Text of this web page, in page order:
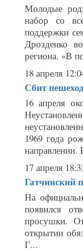
Молодые
набор со
поддержки
Дрозденко
региона. «В
18 апреля
Сбит
16 апреля
1969 года
направлении.
17 апреля
Гатчинский
На
появился
просушки.
открытии
Г...